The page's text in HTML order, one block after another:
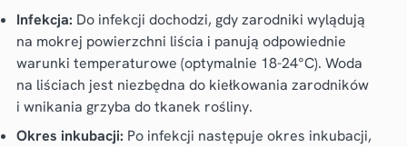
Infekcja: Do infekcji dochodzi, gdy zarodniki wylądują
na mokrej powierzchni liścia i panują odpowiednie
warunki temperaturowe (optymalnie 18-24°C). Woda
na liściach jest niezbędna do kiełkowania zarodników
i wnikania grzyba do tkanek rośliny.
Okres inkubacji: Po infekcji następuje okres inkubacji,